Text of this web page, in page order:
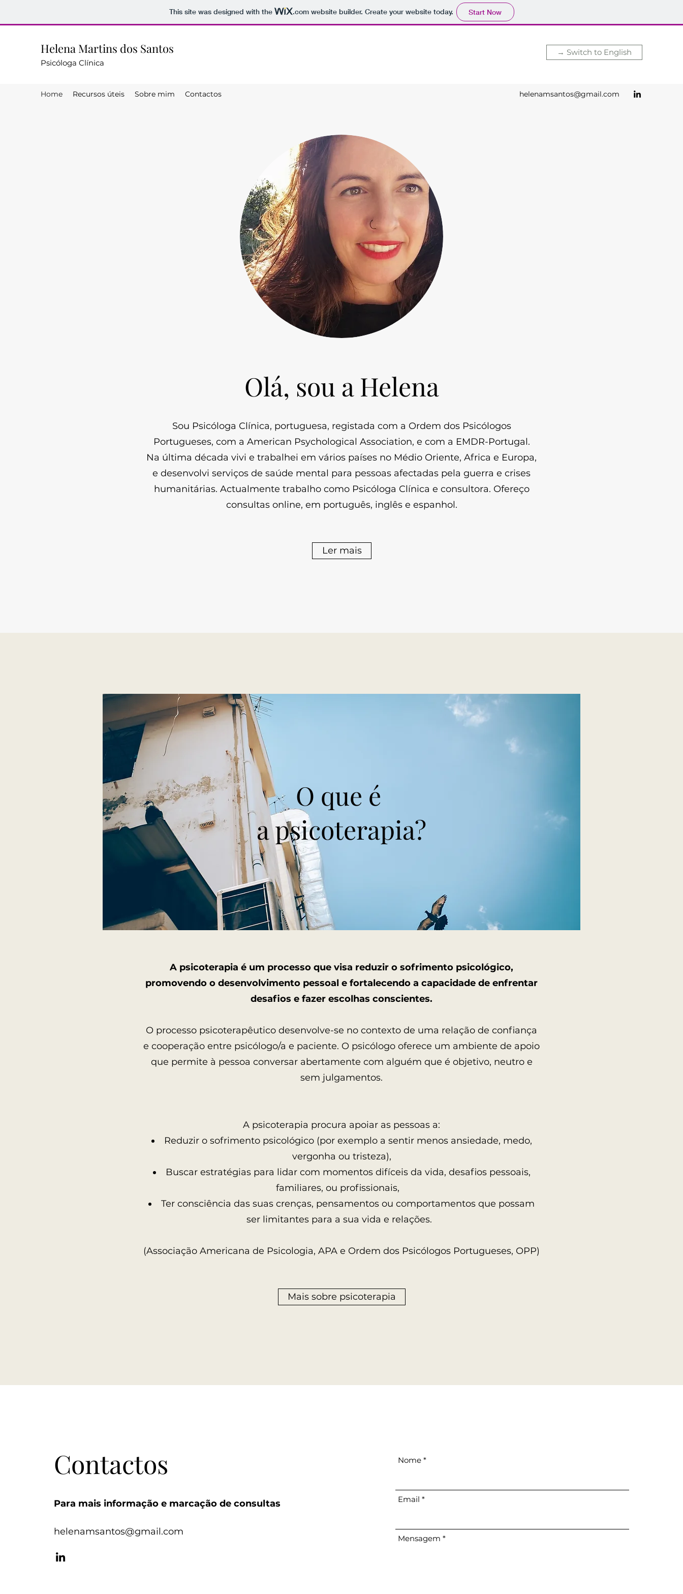
This site was designed with the .comwebsite builder. Create your website today. Start Now
Helena Martins dos Santos
Psicóloga Clínica
→ Switch to English
Home Recursos úteis Sobre mim Contactos helenamsantos@gmail.com
Olá, sou a Helena
Sou Psicóloga Clínica, portuguesa, registada com a Ordem dos Psicólogos
Portugueses, com a American Psychological Association, e com a EMDR-Portugal.
Na última década vivi e trabalhei em vários países no Médio Oriente, Africa e Europa,
e desenvolvi serviços de saúde mental para pessoas afectadas pela guerra e crises
humanitárias. Actualmente trabalho como Psicóloga Clínica e consultora. Ofereço
consultas online, em português, inglês e espanhol.
Ler mais
O que é
a psicoterapia?
A psicoterapia é um processo que visa reduzir o sofrimento psicológico,
promovendo o desenvolvimento pessoal e fortalecendo a capacidade de enfrentar
desafios e fazer escolhas conscientes.
O processo psicoterapêutico desenvolve-se no contexto de uma relação de confiança
e cooperação entre psicólogo/a e paciente. O psicólogo oferece um ambiente de apoio
que permite à pessoa conversar abertamente com alguém que é objetivo, neutro e
sem julgamentos.
​A psicoterapia procura apoiar as pessoas a:
Reduzir o sofrimento psicológico (por exemplo a sentir menos ansiedade, medo,
vergonha ou tristeza),
Buscar estratégias para lidar com momentos difíceis da vida, desafios pessoais,
familiares, ou profissionais,
Ter consciência das suas crenças, pensamentos ou comportamentos que possam
ser limitantes para a sua vida e relações.
(Associação Americana de Psicologia, APA e Ordem dos Psicólogos Portugueses, OPP)
Mais sobre psicoterapia
Contactos
Para mais informação e marcação de consultas
helenamsantos@gmail.com
Nome
Email
Mensagem